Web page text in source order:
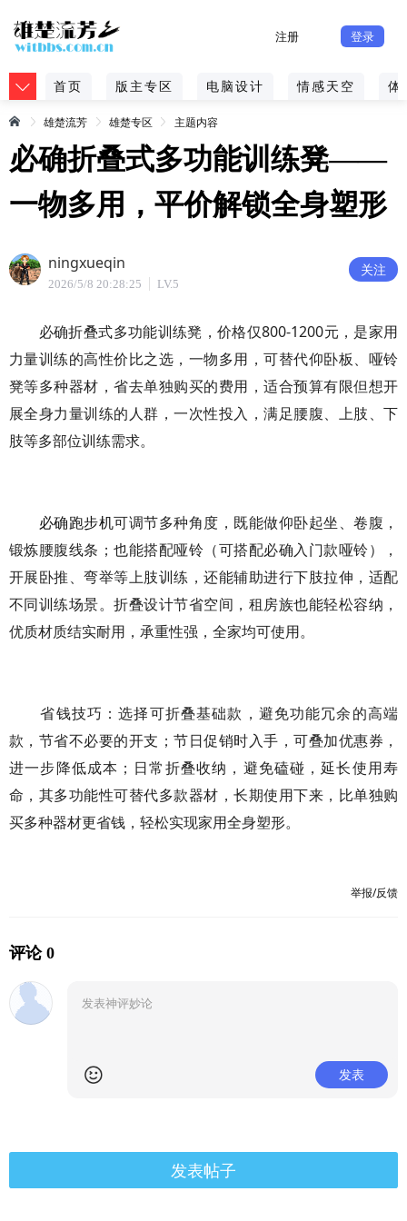
注册 登录
首页 版主专区 电脑设计 情感天空 体
雄楚流芳 雄楚专区 主题内容
必确折叠式多功能训练凳——
一物多用，平价解锁全身塑形
ningxueqin
2026/5/8 20:28:25 LV.5
关注
必确折叠式多功能训练凳，价格仅800-1200元，是家用
力量训练的高性价比之选，一物多用，可替代仰卧板、哑铃
凳等多种器材，省去单独购买的费用，适合预算有限但想开
展全身力量训练的人群，一次性投入，满足腰腹、上肢、下
肢等多部位训练需求。
必确跑步机可调节多种角度，既能做仰卧起坐、卷腹，
锻炼腰腹线条；也能搭配哑铃（可搭配必确入门款哑铃），
开展卧推、弯举等上肢训练，还能辅助进行下肢拉伸，适配
不同训练场景。折叠设计节省空间，租房族也能轻松容纳，
优质材质结实耐用，承重性强，全家均可使用。
省钱技巧：选择可折叠基础款，避免功能冗余的高端
款，节省不必要的开支；节日促销时入手，可叠加优惠券，
进一步降低成本；日常折叠收纳，避免磕碰，延长使用寿
命，其多功能性可替代多款器材，长期使用下来，比单独购
买多种器材更省钱，轻松实现家用全身塑形。
举报/反馈
评论 0
发表
发表帖子